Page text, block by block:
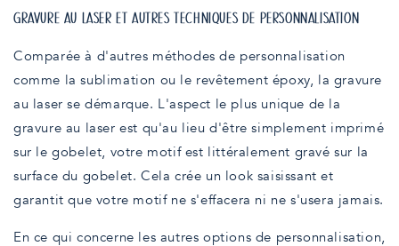
GRAVURE AU LASER ET AUTRES TECHNIQUES DE PERSONNALISATION
Comparée à d'autres méthodes de personnalisation
comme la sublimation ou le revêtement époxy, la gravure
au laser se démarque. L'aspect le plus unique de la
gravure au laser est qu'au lieu d'être simplement imprimé
sur le gobelet, votre motif est littéralement gravé sur la
surface du gobelet. Cela crée un look saisissant et
garantit que votre motif ne s'effacera ni ne s'usera jamais.
En ce qui concerne les autres options de personnalisation,